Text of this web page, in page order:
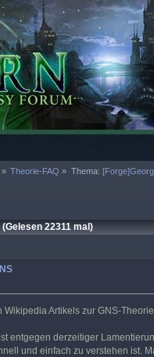
» Theorie-FAQ » Thema:
22311 mal)
Artikels zur GNS-
entgegen derzeitiger
und einfach zu verstehen ist.